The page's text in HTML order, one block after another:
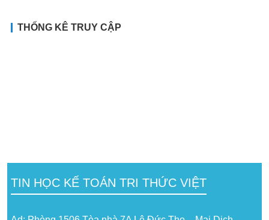
THỐNG KÊ TRUY CẬP
TIN HỌC KẾ TOÁN TRI THỨC VIỆT